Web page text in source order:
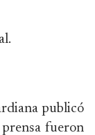
publicó
fueron